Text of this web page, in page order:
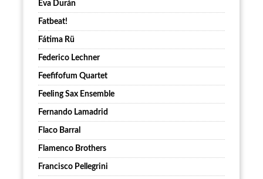
Eva Durán
Fatbeat!
Fátima Rü
Federico Lechner
Feefifofum Quartet
Feeling Sax Ensemble
Fernando Lamadrid
Flaco Barral
Flamenco Brothers
Francisco Pellegrini